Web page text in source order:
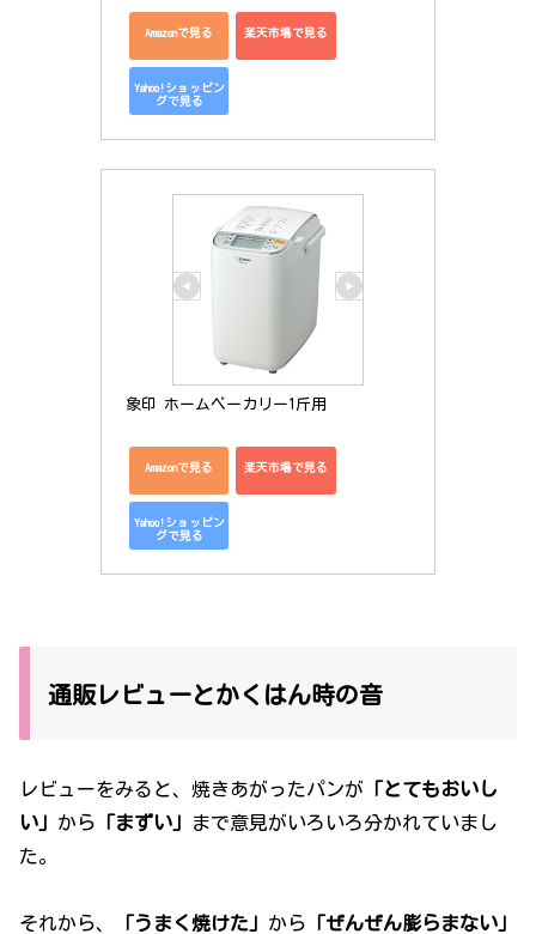
Amazonで見る 楽天市場で見る
Yahoo!ショッピン
グで見る
象印 ホームベーカリー1斤用
Amazonで見る 楽天市場で見る
Yahoo!ショッピン
グで見る
通販レビューとかくはん時の音
レビューをみると、焼きあがったパンが 「とてもおいし
い」 から 「まずい」
まで意見がいろいろ分かれていまし
た。
それから、 「うまく焼けた」 から 「ぜんぜん膨らまない」